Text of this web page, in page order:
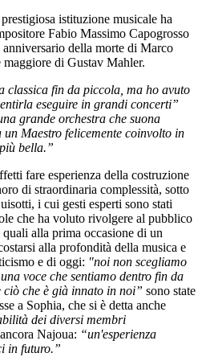
istituzione musicale ha
Fabio Massimo Capogrosso
anniversario della morte di Marco
maggiore di Gustav Mahler.
classica fin da piccola, ma ho avuto
eseguire in grandi concerti”
grande orchestra che suona
Maestro felicemente coinvolto in
bella.”
fare esperienza della costruzione
di straordinaria complessità, sotto
i cui gesti esperti sono stati
che ha voluto rivolgere al pubblico
alla prima occasione di un
alla profondità della musica e
e di oggi: "noi non scegliamo
voce che sentiamo dentro fin da
ciò che è già innato in noi” sono state
a Sophia, che si è detta anche
dei diversi membri
Najoua: “un'esperienza
in futuro.”